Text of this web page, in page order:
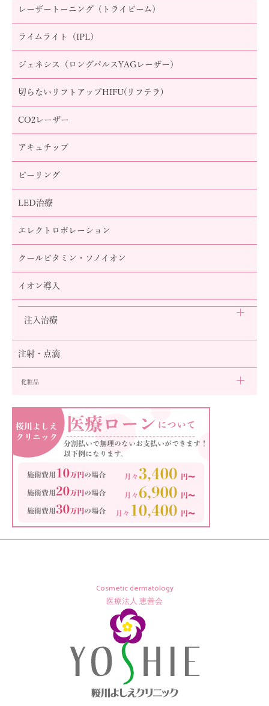
レーザートーニング（トライビーム）
ライムライト（IPL）
ジェネシス（ロングパルスYAGレーザー）
切らないリフトアップHIFU(リフテラ)
CO2レーザー
アキュチップ
ピーリング
LED治療
エレクトロポレーション
クールビタミン・ソノイオン
イオン導入
注入治療
注射・点滴
化粧品
Cosmetic dermatology
医療法人 恵善会